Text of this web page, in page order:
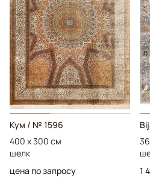
Кум / № 1596
400 x 300 см
шелк
цена по запросу
1